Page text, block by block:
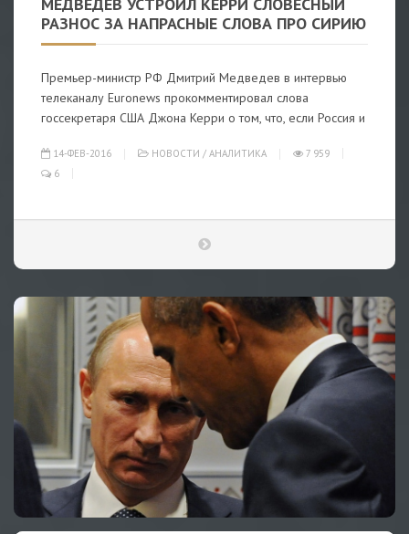
МЕДВЕДЕВ УСТРОИЛ КЕРРИ СЛОВЕСНЫЙ
РАЗНОС ЗА НАПРАСНЫЕ СЛОВА ПРО СИРИЮ
Премьер-министр РФ Дмитрий Медведев в интервью
телеканалу Euronews прокомментировал слова
госсекретаря США Джона Керри о том, что, если Россия и
14-ФЕВ-2016 НОВОСТИ / АНАЛИТИКА
7 959
6